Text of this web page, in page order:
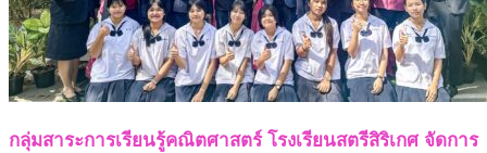
กลุ่มสาระการเรียนรู้คณิตศาสตร์ โรงเรียนสตรีสิริเกศ จัดการ